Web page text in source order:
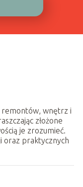
remontów, wnętrz i
złożone
je zrozumieć.
oraz praktycznych